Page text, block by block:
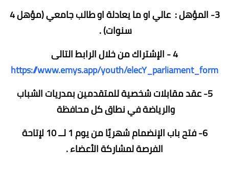
3- المؤهل : عالي او ما يعادلة او طالب جامعي (مؤهل 4
سنوات) .
4 - الإشتراك من خلال الرابط التالى
https://www.emys.app/youth/elecY_parliament_form
5- عقد مقابلات شخصية للمتقدمين بمدريات الشباب
والرياضة في نطاق كل محافظة
6- فتح باب الإنضمام شهريًا من يوم 1 لــ 10 لإتاحة
الفرصة لمشاركة الأعضاء .